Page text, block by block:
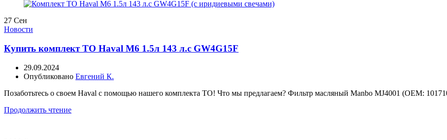
27 Сен
Новости
Купить комплект ТО Haval M6 1.5л 143 л.с GW4G15F
29.09.2024
Опубликовано Евгений К.
Позаботьтесь о своем Haval с помощью нашего комплекта ТО! Что мы предлагаем? Фильтр масляный Manbo MJ4001 (OEM:
Продолжить чтение